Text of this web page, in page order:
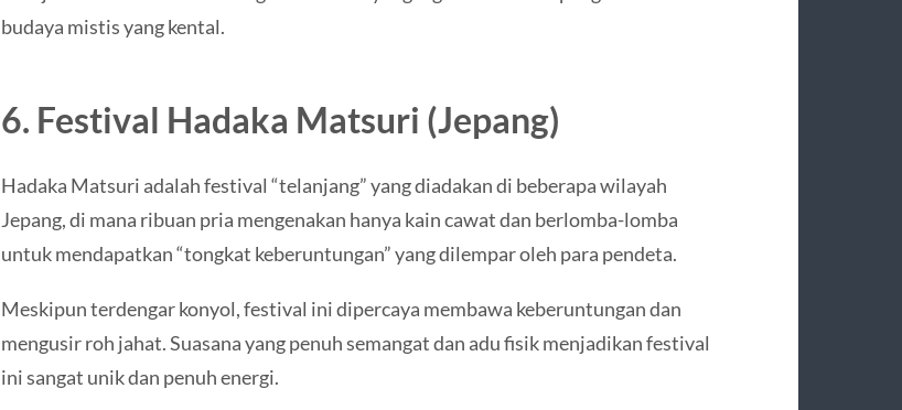
budaya mistis yang kental.
6. Festival Hadaka Matsuri (Jepang)
Hadaka Matsuri adalah festival “telanjang” yang diadakan di beberapa wilayah
Jepang, di mana ribuan pria mengenakan hanya kain cawat dan berlomba-lomba
untuk mendapatkan “tongkat keberuntungan” yang dilempar oleh para pendeta.
Meskipun terdengar konyol, festival ini dipercaya membawa keberuntungan dan
mengusir roh jahat. Suasana yang penuh semangat dan adu fisik menjadikan festival
ini sangat unik dan penuh energi.